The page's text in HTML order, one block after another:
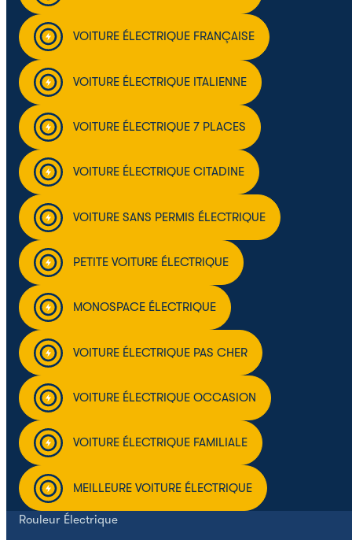
VOITURE ÉLECTRIQUE FRANÇAISE
VOITURE ÉLECTRIQUE ITALIENNE
VOITURE ÉLECTRIQUE 7 PLACES
VOITURE ÉLECTRIQUE CITADINE
VOITURE SANS PERMIS ÉLECTRIQUE
PETITE VOITURE ÉLECTRIQUE
MONOSPACE ÉLECTRIQUE
VOITURE ÉLECTRIQUE PAS CHER
VOITURE ÉLECTRIQUE OCCASION
VOITURE ÉLECTRIQUE FAMILIALE
MEILLEURE VOITURE ÉLECTRIQUE
Rouleur Électrique